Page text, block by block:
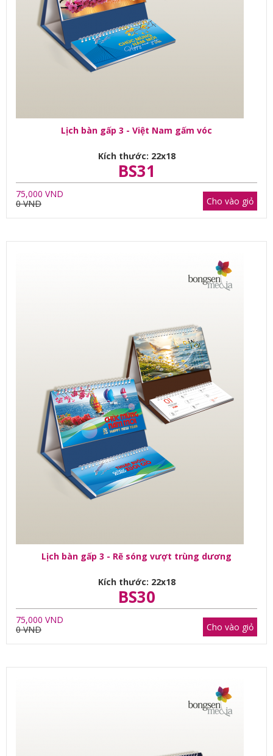
Lịch bàn gấp 3 - Việt Nam gấm vóc
Kích thước: 22x18
BS31
75,000 VND
0 VND
Cho vào giỏ
Lịch bàn gấp 3 - Rẽ sóng vượt trùng dương
Kích thước: 22x18
BS30
75,000 VND
0 VND
Cho vào giỏ